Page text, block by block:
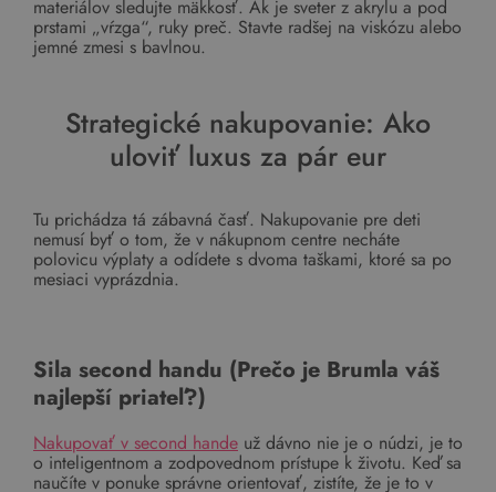
materiálov sledujte mäkkosť. Ak je sveter z akrylu a pod
prstami „vŕzga“, ruky preč. Stavte radšej na viskózu alebo
jemné zmesi s bavlnou.
Strategické nakupovanie: Ako
uloviť luxus za pár eur
Tu prichádza tá zábavná časť. Nakupovanie pre deti
nemusí byť o tom, že v nákupnom centre necháte
polovicu výplaty a odídete s dvoma taškami, ktoré sa po
mesiaci vyprázdnia.
Sila second handu (Prečo je Brumla váš
najlepší priateľ?)
Nakupovať v second hande už dávno nie je o núdzi, je to
o inteligentnom a zodpovednom prístupe k životu. Keď sa
naučíte v ponuke správne orientovať, zistíte, že je to v